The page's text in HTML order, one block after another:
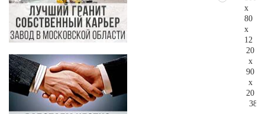
x
80
x
12
20
x
90
x
20